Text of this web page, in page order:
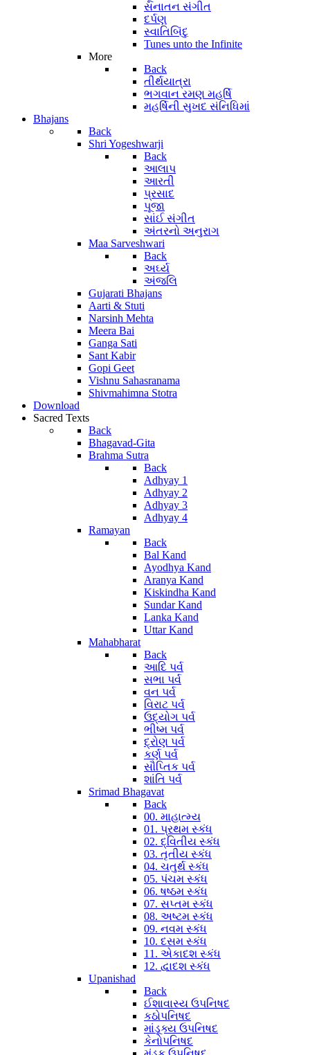
સનાતન સંગીત
દર્પણ
સ્વાતિબિંદુ
Tunes unto the Infinite
More
Back
તીર્થયાત્રા
ભગવાન રમણ મહર્ષિ
મહર્ષિની સુખદ સંનિધિમાં
Bhajans
Back
Shri Yogeshwarji
Back
આલાપ
આરતી
પ્રસાદ
પૂજા
સાંઈ સંગીત
અંતરનો અનુરાગ
Maa Sarveshwari
Back
અર્ઘ્ય
અંજલિ
Gujarati Bhajans
Aarti & Stuti
Narsinh Mehta
Meera Bai
Ganga Sati
Sant Kabir
Gopi Geet
Vishnu Sahasranama
Shivmahimna Stotra
Download
Sacred Texts
Back
Bhagavad-Gita
Brahma Sutra
Back
Adhyay 1
Adhyay 2
Adhyay 3
Adhyay 4
Ramayan
Back
Bal Kand
Ayodhya Kand
Aranya Kand
Kiskindha Kand
Sundar Kand
Lanka Kand
Uttar Kand
Mahabharat
Back
આદિ પર્વ
સભા પર્વ
વન પર્વ
વિરાટ પર્વ
ઉદ્યોગ પર્વ
ભીષ્મ પર્વ
દ્રોણ પર્વ
કર્ણ પર્વ
સૌપ્તિક પર્વ
શાંતિ પર્વ
Srimad Bhagavat
Back
00. માહાત્મ્ય
01. પ્રથમ સ્કંધ
02. દ્વિતીય સ્કંધ
03. તૃતીય સ્કંધ
04. ચતુર્થ સ્કંધ
05. પંચમ સ્કંધ
06. ષષ્ઠમ સ્કંધ
07. સપ્તમ સ્કંધ
08. અષ્ટમ સ્કંધ
09. નવમ સ્કંધ
10. દસમ સ્કંધ
11. એકાદશ સ્કંધ
12. દ્વાદશ સ્કંધ
Upanishad
Back
ઈશાવાસ્ય ઉપનિષદ
કઠોપનિષદ
માંડૂક્ય ઉપનિષદ
કેનોપનિષદ